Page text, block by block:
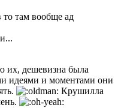
то там вообще ад
их, дешевизна была
идеями и моментами они
Крушилла